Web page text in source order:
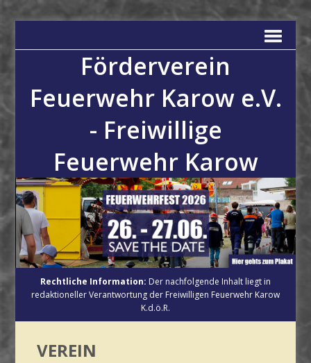
Förderverein
Feuerwehr Karow e.V.
- Freiwillige
Feuerwehr Karow
Rechtliche Information: Der nachfolgende Inhalt liegt in
redaktioneller Verantwortung der Freiwilligen Feuerwehr Karow
K.d.ö.R.
VEREIN